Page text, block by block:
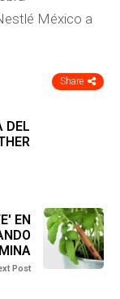
México a
Share
DEL
EN
Post